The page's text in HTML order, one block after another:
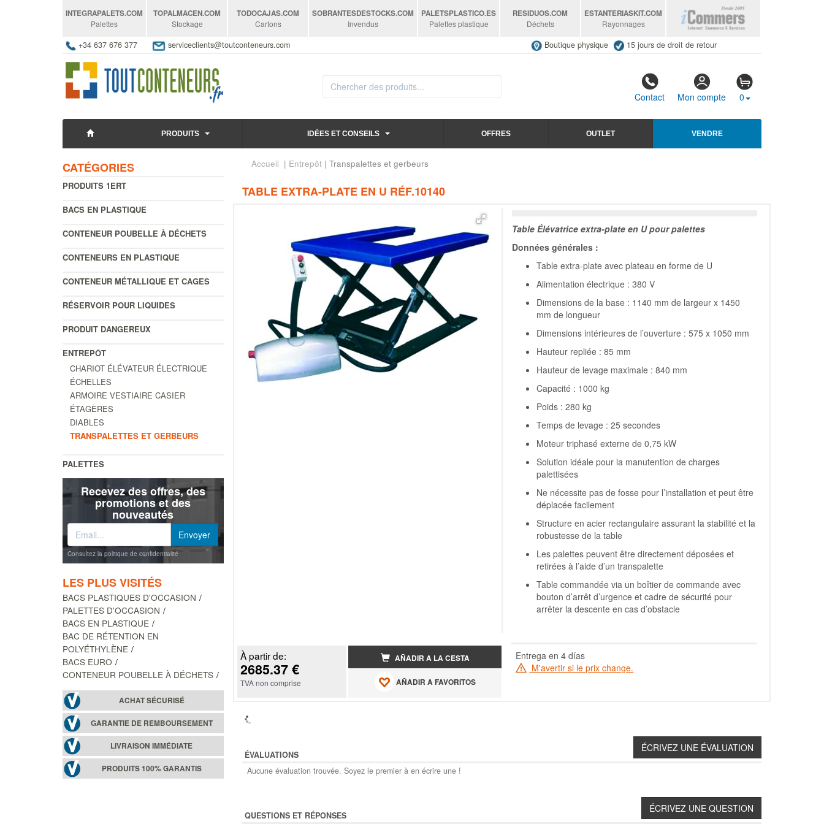
INTEGRAPALETS.COM
Palettes
TOPALMACEN.COM
Stockage
TODOCAJAS.COM
Cartons
SOBRANTESDESTOCKS.COM
Invendus
PALETSPLASTICO.ES
Palettes plastique
RESIDUOS.COM
Déchets
ESTANTERIASKIT.COM
Rayonnages
+34 637 676 377 serviceclients@toutconteneurs.com Boutique physique 15 jours de droit de retour
Contact Mon compte 0
PRODUITS IDÉES ET CONSEILS OFFRES OUTLET VENDRE
CATÉGORIES
PRODUITS 1ERT
BACS EN PLASTIQUE
CONTENEUR POUBELLE À DÉCHETS
CONTENEURS EN PLASTIQUE
CONTENEUR MÉTALLIQUE ET CAGES
RÉSERVOIR POUR LIQUIDES
PRODUIT DANGEREUX
ENTREPÔT
CHARIOT ÉLÉVATEUR ÉLECTRIQUE
ÉCHELLES
ARMOIRE VESTIAIRE CASIER
ÉTAGÈRES
DIABLES
TRANSPALETTES ET GERBEURS
PALETTES
Recevez des offres, des
promotions et des
nouveautés
Consultez la politique de confidentialité
LES PLUS VISITÉS
BACS PLASTIQUES D'OCCASION
PALETTES D'OCCASION
BACS EN PLASTIQUE
BAC DE RÉTENTION EN
POLYÉTHYLÈNE
BACS EURO
CONTENEUR POUBELLE À DÉCHETS
ACHAT SÉCURISÉ
GARANTIE DE REMBOURSEMENT
LIVRAISON IMMÉDIATE
PRODUITS 100% GARANTIS
Accueil | Entrepôt| Transpalettes et gerbeurs
TABLE EXTRA-PLATE EN U RÉF.10140
Table Élévatrice extra-plate en U pour palettes
Données générales :
Table extra-plate avec plateau en forme de U
Alimentation électrique : 380 V
Dimensions de la base : 1140 mm de largeur x 1450
mm de longueur
Dimensions intérieures de l’ouverture : 575 x 1050 mm
Hauteur repliée : 85 mm
Hauteur de levage maximale : 840 mm
Capacité : 1000 kg
Poids : 280 kg
Temps de levage : 25 secondes
Moteur triphasé externe de 0,75 kW
Solution idéale pour la manutention de charges
palettisées
Ne nécessite pas de fosse pour l’installation et peut être
déplacée facilement
Structure en acier rectangulaire assurant la stabilité et la
robustesse de la table
Les palettes peuvent être directement déposées et
retirées à l’aide d’un transpalette
Table commandée via un boîtier de commande avec
bouton d’arrêt d’urgence et cadre de sécurité pour
arrêter la descente en cas d’obstacle
À partir de:
2685.37 €
TVA non comprise
AÑADIR A LA CESTA
AÑADIR A FAVORITOS
Entrega en 4 días
M'avertir si le prix change.
ÉVALUATIONS
Aucune évaluation trouvée. Soyez le premier à en écrire une !
QUESTIONS ET RÉPONSES